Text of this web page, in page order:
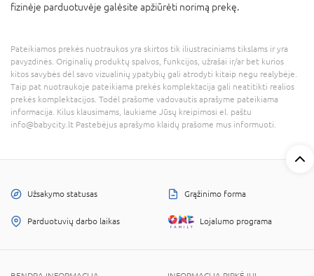
fizinėje parduotuvėje galėsite apžiūrėti norimą prekę.
Pateikiamos prekės nuotraukos yra skirtos tik iliustraciniams tikslams ir yra
pavyzdinės. Originalių produktų spalvos, funkcijos, užrašai ir/ar bet kurios
kitos savybės dėl savo vizualinių ypatybių gali atrodyti kitaip negu realybėje.
Taip pat nuotraukoje pateikiama prekės komplektacija gali neatitikti realios
prekės komplektacijos. Todėl prašome vadovautis aprašyme pateikiama
informacija. Kilus klausimams, laukiame Jūsų kreipimosi el. paštu
info@babycity.lt Pastebėjus aprašymo klaidų prašome mus informuoti.
Užsakymo statusas Grąžinimo forma
Parduotuvių darbo laikas Lojalumo programa